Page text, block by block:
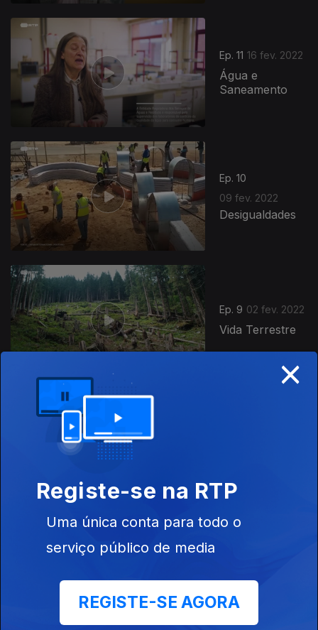
Ep. 11 16 fev. 2022
Água e
Saneamento
Ep. 10
09 fev. 2022
Desigualdades
Ep. 9 02 fev. 2022
Vida Terrestre
Renováveis
×
Registe-se na RTP
Uma única conta para todo o
serviço público de media
REGISTE-SE AGORA